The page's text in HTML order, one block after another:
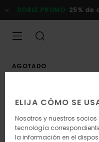
la
DOBLE PROMO 25% de
AGOTADO
ELIJA CÓMO SE
Nosotros y nuestros
tecnología
la información en el